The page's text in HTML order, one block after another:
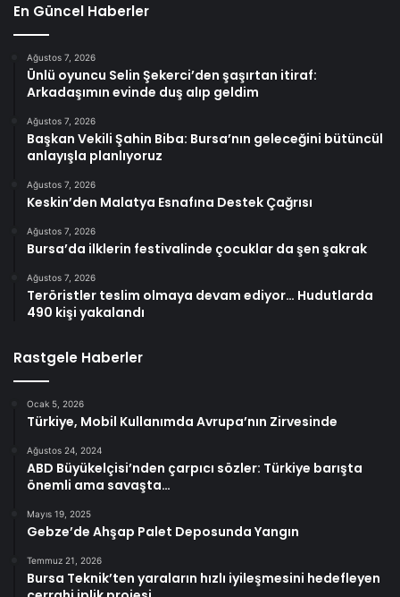
En Güncel Haberler
Ağustos 7, 2026
Ünlü oyuncu Selin Şekerci’den şaşırtan itiraf:
Arkadaşımın evinde duş alıp geldim
Ağustos 7, 2026
Başkan Vekili Şahin Biba: Bursa’nın geleceğini bütüncül
anlayışla planlıyoruz
Ağustos 7, 2026
Keskin’den Malatya Esnafına Destek Çağrısı
Ağustos 7, 2026
Bursa’da ilklerin festivalinde çocuklar da şen şakrak
Ağustos 7, 2026
Teröristler teslim olmaya devam ediyor… Hudutlarda
490 kişi yakalandı
Rastgele Haberler
Ocak 5, 2026
Türkiye, Mobil Kullanımda Avrupa’nın Zirvesinde
Ağustos 24, 2024
ABD Büyükelçisi’nden çarpıcı sözler: Türkiye barışta
önemli ama savaşta…
Mayıs 19, 2025
Gebze’de Ahşap Palet Deposunda Yangın
Temmuz 21, 2026
Bursa Teknik’ten yaraların hızlı iyileşmesini hedefleyen